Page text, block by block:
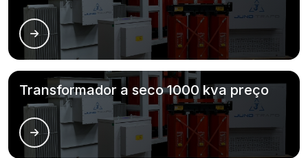
Transformador a seco 1000 kva preço